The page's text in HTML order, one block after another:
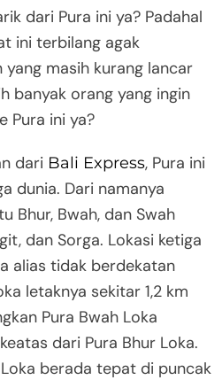
dari Pura ini ya? Padahal
ini terbilang agak
yang masih kurang lancar
banyak orang yang ingin
Pura ini ya?
dari Bali Express, Pura ini
dunia. Dari namanya
Bhur, Bwah, dan Swah
dan Sorga. Lokasi ketiga
alias tidak berdekatan
letaknya sekitar 1,2 km
Pura Bwah Loka
dari Pura Bhur Loka.
berada tepat di puncak